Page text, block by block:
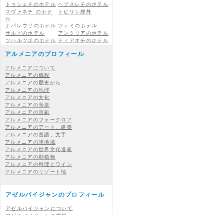
トゥシェチのホテル ヘブスレチのホテル
スヴァネチ のホテ
ル
トビリシ郊外
ナパレウリのホテル ツェミのホテル
サルピのホテル
アンクリアのホテル
ツハルツボのホテル ティアネチのホテル
アルメニアのプロフィール
アルメニアについて
アルメニアの概観
アルメニアの歴史から
アルメニアの地理
アルメニアの文化
アルメニアの音楽
アルメニアの演劇
アルメニアのフォークロア
アルメニアのアート、建築
アルメニアの言語、文字
アルメニアの諸地域
アルメニアの世界文化遺産
アルメニアの動植物
アルメニアの料理とワイン
アルメニアのリゾート地
アゼルバイジャンのプロフィール
アゼルバイジャンについて